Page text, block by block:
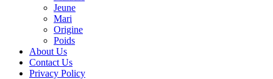
Jeune
Mari
Origine
Poids
About Us
Contact Us
Privacy Policy